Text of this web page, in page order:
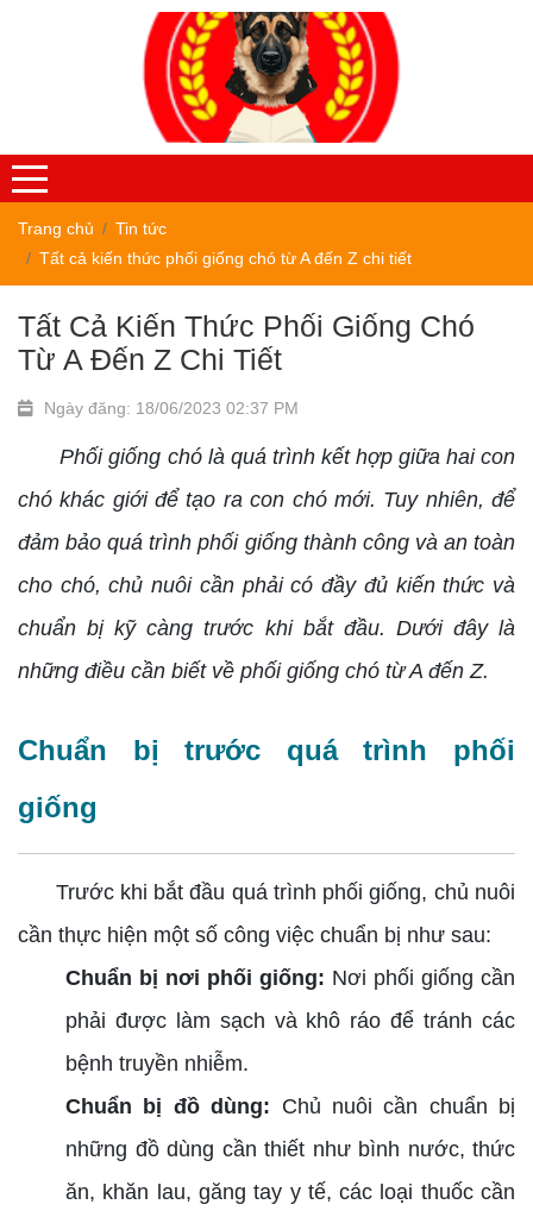
Trang chủ
Tin tức
Tất cả kiến thức phối giống chó từ A đến Z chi tiết
Tất Cả Kiến Thức Phối Giống Chó
Từ A Đến Z Chi Tiết
Ngày đăng: 18/06/2023 02:37 PM
Phối giống chó là quá trình kết hợp giữa hai con
chó khác giới để tạo ra con chó mới. Tuy nhiên, để
đảm bảo quá trình phối giống thành công và an toàn
cho chó, chủ nuôi cần phải có đầy đủ kiến thức và
chuẩn bị kỹ càng trước khi bắt đầu. Dưới đây là
những điều cần biết về phối giống chó từ A đến Z.
Chuẩn bị trước quá trình phối
giống
Trước khi bắt đầu quá trình phối giống, chủ nuôi
cần thực hiện một số công việc chuẩn bị như sau:
Chuẩn bị nơi phối giống: Nơi phối giống cần
phải được làm sạch và khô ráo để tránh các
bệnh truyền nhiễm.
Chuẩn bị đồ dùng: Chủ nuôi cần chuẩn bị
những đồ dùng cần thiết như bình nước, thức
ăn, khăn lau, găng tay y tế, các loại thuốc cần